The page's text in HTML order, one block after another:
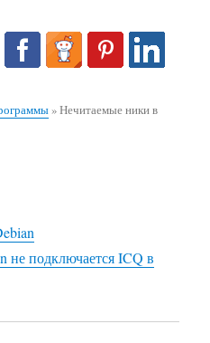
»Нечитаемые ники в
не подключается ICQ в